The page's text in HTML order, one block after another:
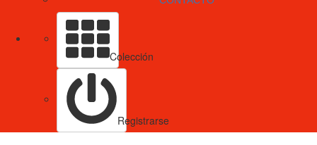
Colección
Registrarse